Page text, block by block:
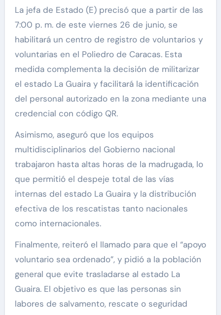
La jefa de Estado (E) precisó que a partir de las
7:00 p. m. de este viernes 26 de junio, se
habilitará un centro de registro de voluntarios y
voluntarias en el Poliedro de Caracas. Esta
medida complementa la decisión de militarizar
el estado La Guaira y facilitará la identificación
del personal autorizado en la zona mediante una
credencial con código QR.
Asimismo, aseguró que los equipos
multidisciplinarios del Gobierno nacional
trabajaron hasta altas horas de la madrugada, lo
que permitió el despeje total de las vías
internas del estado La Guaira y la distribución
efectiva de los rescatistas tanto nacionales
como internacionales.
Finalmente, reiteró el llamado para que el “apoyo
voluntario sea ordenado”, y pidió a la población
general que evite trasladarse al estado La
Guaira. El objetivo es que las personas sin
labores de salvamento, rescate o seguridad